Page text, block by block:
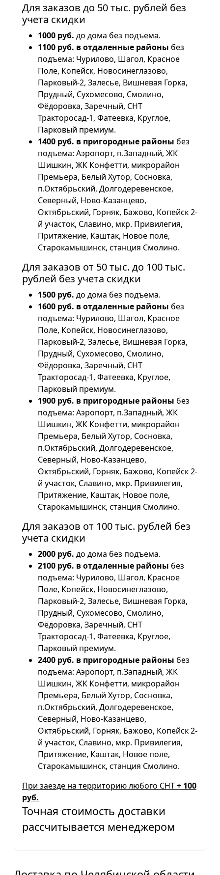
Для заказов до 50 тыс. рублей без
учета скидки
1000 руб. до дома без подъема.
1100 руб. в отдаленные районы без
подъема: Чурилово, Шагол, Красное
Поле, Копейск, Новосинеглазово,
Парковый-2, Залесье, Вишневая Горка,
Прудный, Сухомесово, Смолино,
Фёдоровка, Заречный, СНТ
Тракторосад-1, Фатеевка, Круглое,
Парковый премиум.
1400 руб. в пригородные районы без
подъема: Аэропорт, п.Западный, ЖК
Шишкин, ЖК Конфетти, микрорайон
Премьера, Белый Хутор, Сосновка,
п.Октябрьский, Долгодеревенское,
Северный, Ново-Казанцево,
Октябрьский, Горняк, Бажово, Копейск 2-
й участок, Славино, мкр. Привилегия,
Притяжение, Каштак, Новое поле,
Старокамышинск, станция Смолино.
Для заказов от 50 тыс. до 100 тыс.
рублей без учета скидки
1500 руб. до дома без подъема.
1600 руб. в отдаленные районы без
подъема: Чурилово, Шагол, Красное
Поле, Копейск, Новосинеглазово,
Парковый-2, Залесье, Вишневая Горка,
Прудный, Сухомесово, Смолино,
Фёдоровка, Заречный, СНТ
Тракторосад-1, Фатеевка, Круглое,
Парковый премиум.
1900 руб. в пригородные районы без
подъема: Аэропорт, п.Западный, ЖК
Шишкин, ЖК Конфетти, микрорайон
Премьера, Белый Хутор, Сосновка,
п.Октябрьский, Долгодеревенское,
Северный, Ново-Казанцево,
Октябрьский, Горняк, Бажово, Копейск 2-
й участок, Славино, мкр. Привилегия,
Притяжение, Каштак, Новое поле,
Старокамышинск, станция Смолино.
Для заказов от 100 тыс. рублей без
учета скидки
2000 руб. до дома без подъема.
2100 руб. в отдаленные районы без
подъема: Чурилово, Шагол, Красное
Поле, Копейск, Новосинеглазово,
Парковый-2, Залесье, Вишневая Горка,
Прудный, Сухомесово, Смолино,
Фёдоровка, Заречный, СНТ
Тракторосад-1, Фатеевка, Круглое,
Парковый премиум.
2400 руб. в пригородные районы без
подъема: Аэропорт, п.Западный, ЖК
Шишкин, ЖК Конфетти, микрорайон
Премьера, Белый Хутор, Сосновка,
п.Октябрьский, Долгодеревенское,
Северный, Ново-Казанцево,
Октябрьский, Горняк, Бажово, Копейск 2-
й участок, Славино, мкр. Привилегия,
Притяжение, Каштак, Новое поле,
Старокамышинск, станция Смолино.
При заезде на территорию любого СНТ+ 100
руб.
Точная стоимость доставки
рассчитывается менеджером